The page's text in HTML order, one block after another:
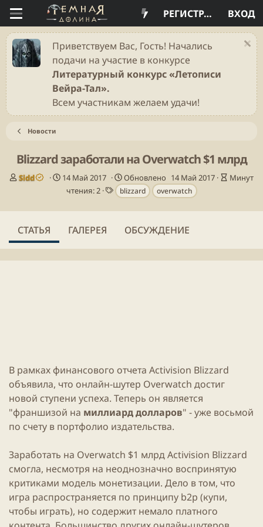
ВХОД
РЕГИСТРАЦИЯ
Приветствуем Вас, Гость! Начались
подачи на участие в конкурсе
Литературный конкурс «Летописи
Вейра-Тал».
Всем участникам желаем удачи!
Новости
Blizzard заработали на Overwatch $1 млрд
А
о
Sidd
Д
а
14 Май 2017 Обновлено 14 Май 2017
В
м
Минут
чтения: 2
Т
е
г
blizzard overwatch
СТАТЬЯ ГАЛЕРЕЯ ОБСУЖДЕНИЕ
В рамках финансового отчета Activision Blizzard
объявила, что онлайн-шутер Overwatch достиг
новой ступени успеха. Теперь он является
"франшизой на миллиард долларов" - уже восьмой
по счету в портфолио издательства.
Заработать на Overwatch $1 млрд Activision Blizzard
смогла, несмотря на неоднозначно воспринятую
критиками модель монетизации. Дело в том, что
игра распространяется по принципу b2p (купи,
чтобы играть), но содержит немало платного